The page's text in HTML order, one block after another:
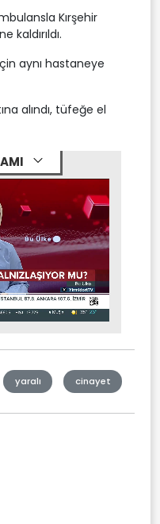
Kırşehir
kaldırıldı.
aynı hastaneye
alındı, tüfeğe el
yaralı cinayet